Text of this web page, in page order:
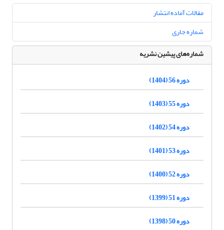
مقالات آماده انتشار
شماره جاری
شماره‌های پیشین نشریه
دوره 56 (1404)
دوره 55 (1403)
دوره 54 (1402)
دوره 53 (1401)
دوره 52 (1400)
دوره 51 (1399)
دوره 50 (1398)